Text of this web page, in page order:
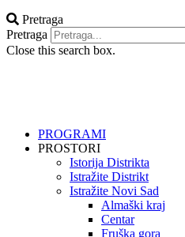
Pretraga
Pretraga
Close this search box.
PROGRAMI
PROSTORI
Istorija Distrikta
Istražite Distrikt
Istražite Novi Sad
Almaški kraj
Centar
Fruška gora